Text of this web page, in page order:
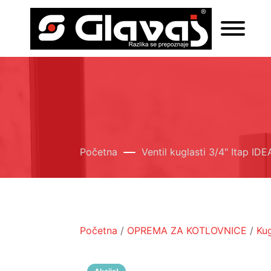
Početna Ventil kuglasti 3/4" Itap
Početna / OPREMA ZA KOTLOVNICE /